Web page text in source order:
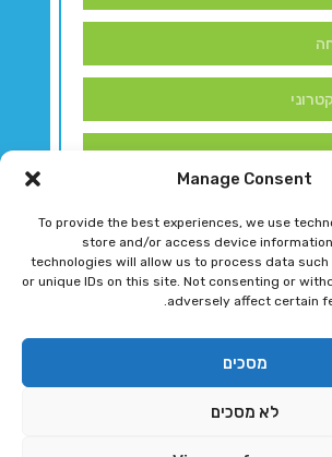
Manage Consent
To provide the best experiences, we use
store and/or access device
technologies will allow us to process data
or unique IDs on this site. Not consenting or
adversely affect certain
מסכים
לא מסכים